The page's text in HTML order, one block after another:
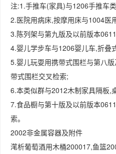
注:1.手推车(家具)与1206手推车
2.医院用病床,按摩用床与1004医
3.陈列架与第九版及以前版本
4.婴儿学步车与1206婴儿车,折叠
5.婴儿玩耍用携带式围栏与第八
带式围栏交叉检索;
6.本类似群与2012木制家具隔板,
7.食品橱与第十版及以前版本
索。
2002非金属容器及附件
滗析葡萄酒用木桶200017,鱼篮